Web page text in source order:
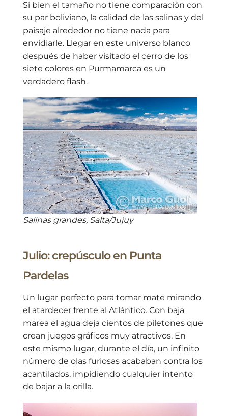
Si bien el tamaño no tiene comparación con
su par boliviano, la calidad de las salinas y del
paisaje alrededor no tiene nada para
envidiarle. Llegar en este universo blanco
después de haber visitado el cerro de los
siete colores en Purmamarca es un
verdadero flash.
Salinas grandes, Salta/Jujuy
Julio: crepúsculo en Punta
Pardelas
Un lugar perfecto para tomar mate mirando
el atardecer frente al Atlántico. Con baja
marea el agua deja cientos de piletones que
crean juegos gráficos muy atractivos. En
este mismo lugar, durante el día, un infinito
número de olas furiosas acababan contra los
acantilados, impidiendo cualquier intento
de bajar a la orilla.